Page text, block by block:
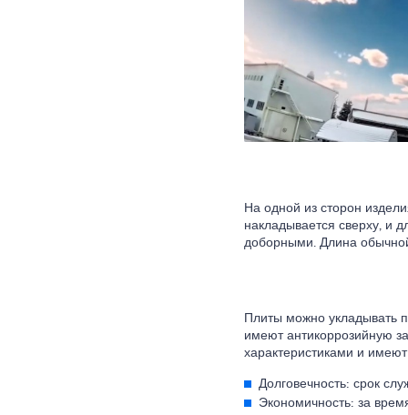
На одной из сторон
накладывается сверху, и
доборными. Длина
Плиты можно укладывать
имеют антикоррозийную
характеристиками и
Долговечность: срок
Экономичность: за